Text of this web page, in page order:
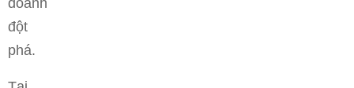
doanh
đột
phá.